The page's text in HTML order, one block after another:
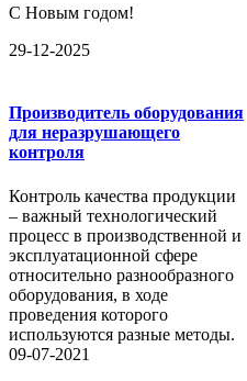
С Новым годом!
29-12-2025
Производитель оборудования
для неразрушающего
контроля
Контроль качества продукции
– важный технологический
процесс в производственной и
эксплуатационной сфере
относительно разнообразного
оборудования, в ходе
проведения которого
используются разные методы.
09-07-2021